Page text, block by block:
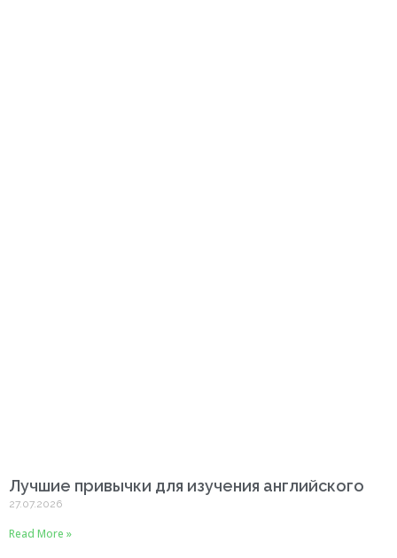
Лучшие привычки для изучения английского
27.07.2026
Read More »